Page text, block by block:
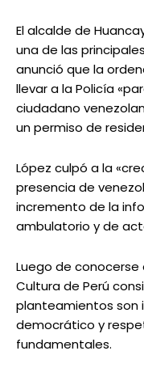
El alcalde de
una de las
anunció que la
llevar a la Policía
ciudadano
un permiso de
López culpó a la
presencia de
incremento de la
ambulatorio y de
Luego de conocerse
Cultura de Perú
planteamientos son
democrático y
fundamentales.